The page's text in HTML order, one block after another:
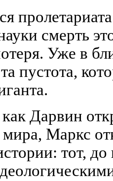
смерть
Уже в
пустота,
Дарвин
мира, Маркс
тот,